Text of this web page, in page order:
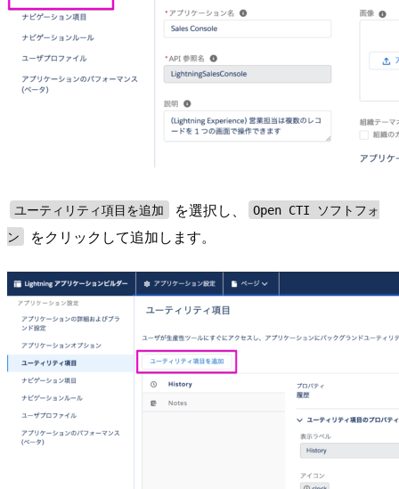
ユーティリティ項目を追加 を選択し、
Open CTI ソフトフォ
ン
をクリックして追加します。